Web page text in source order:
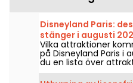
Disneyland Paris:
stänger i augusti
Vilka attraktioner
på Disneyland Paris i
du en lista över
inte är tillgängliga på
renovering – så kan